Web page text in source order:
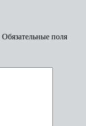
Обязательные поля